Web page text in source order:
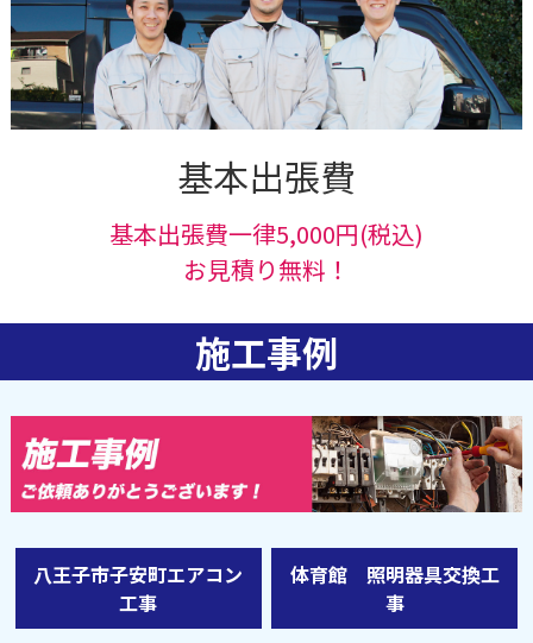
基本出張費
基本出張費一律5,000円(税込)
お見積り無料！
施工事例
八王子市子安町エアコン
工事
体育館 照明器具交換工
事